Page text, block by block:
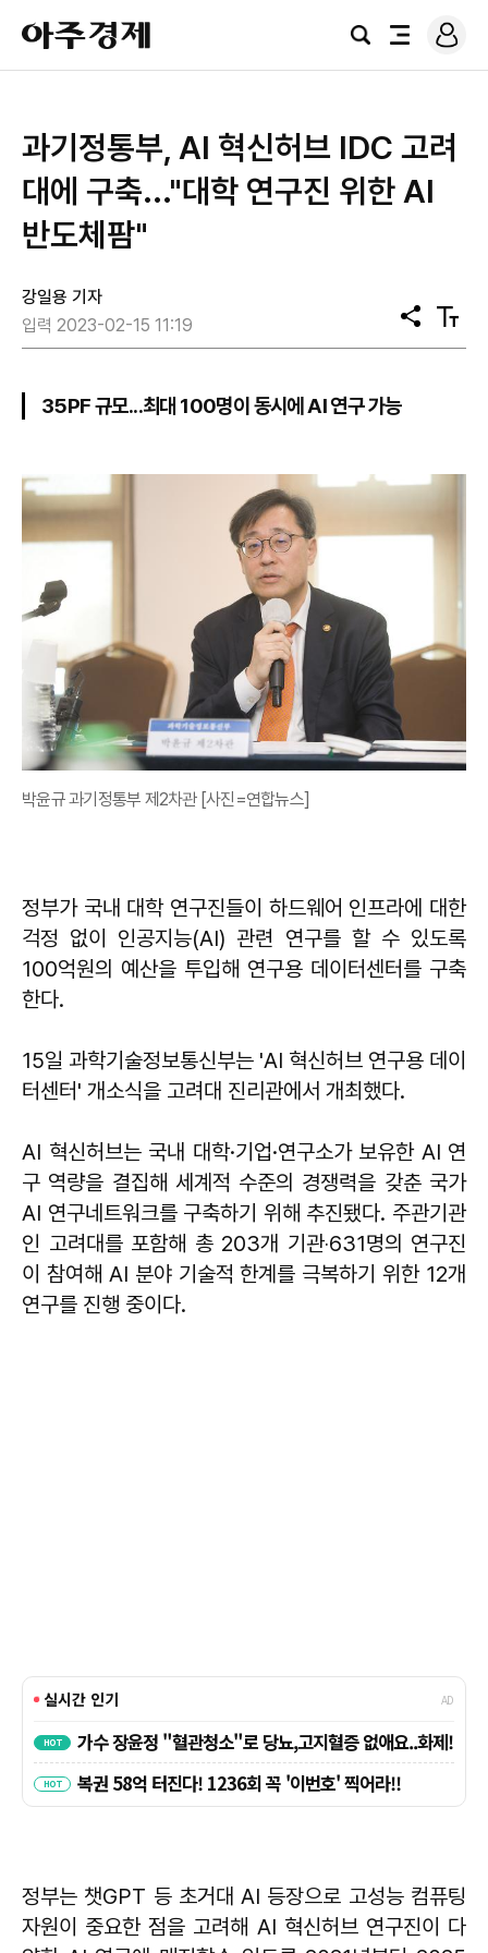
아
주
경
검
전
로
그
과기정통부, AI 혁신허브 IDC 고려
대에 구축..."대학 연구진 위한 AI
반도체팜"
강일용 기자
입력 2023-02-15 11:19
공
유
텍
스
35PF 규모...최대 100명이 동시에 AI 연구 가능
박윤규 과기정통부 제2차관 [사진=연합뉴스]
정부가 국내 대학 연구진들이 하드웨어 인프라에 대한
걱정 없이 인공지능(AI) 관련 연구를 할 수 있도록
100억원의 예산을 투입해 연구용 데이터센터를 구축
한다.
15일 과학기술정보통신부는 'AI 혁신허브 연구용 데이
터센터' 개소식을 고려대 진리관에서 개최했다.
AI 혁신허브는 국내 대학·기업·연구소가 보유한 AI 연
구 역량을 결집해 세계적 수준의 경쟁력을 갖춘 국가
AI 연구네트워크를 구축하기 위해 추진됐다. 주관기관
인 고려대를 포함해 총 203개 기관‧631명의 연구진
이 참여해 AI 분야 기술적 한계를 극복하기 위한 12개
연구를 진행 중이다.
정부는 챗GPT 등 초거대 AI 등장으로 고성능 컴퓨팅
자원이 중요한 점을 고려해 AI 혁신허브 연구진이 다